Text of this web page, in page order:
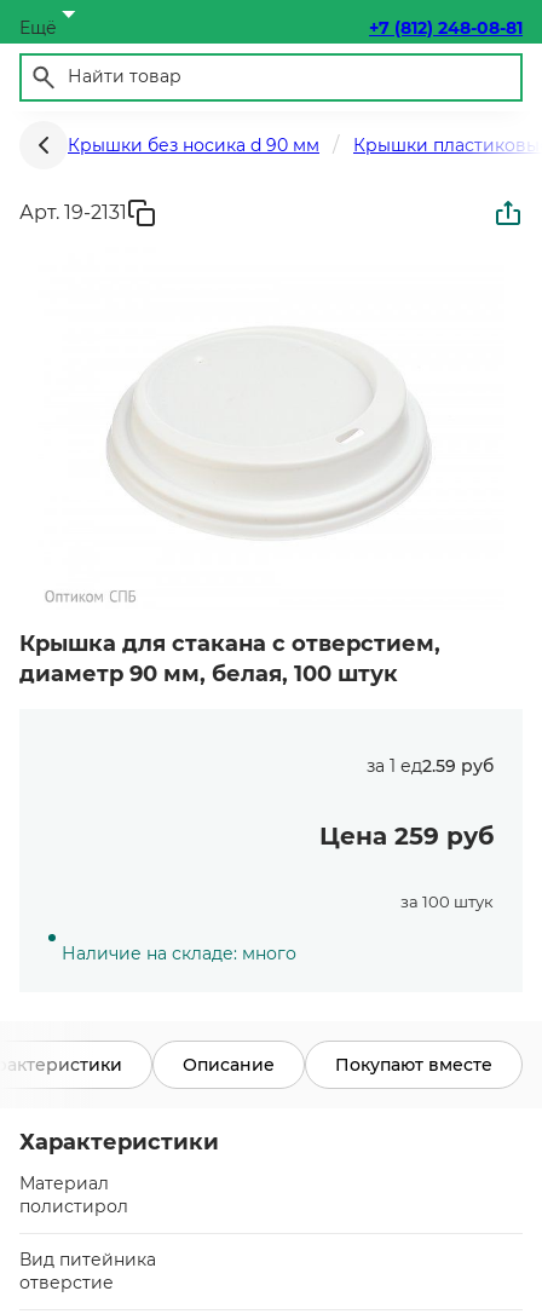
Ещё +7 (812) 248-08-81
Крышки без носика d 90 мм Крышки
Арт. 19-2131
Крышка для стакана с отверстием,
диаметр 90 мм, белая, 100 штук
за 1 ед2.59 руб
Цена 259 руб
за 100 штук
Наличие на складе: много
Описание Покупают вместе
Характеристики
Материал
полистирол
Вид питейника
отверстие